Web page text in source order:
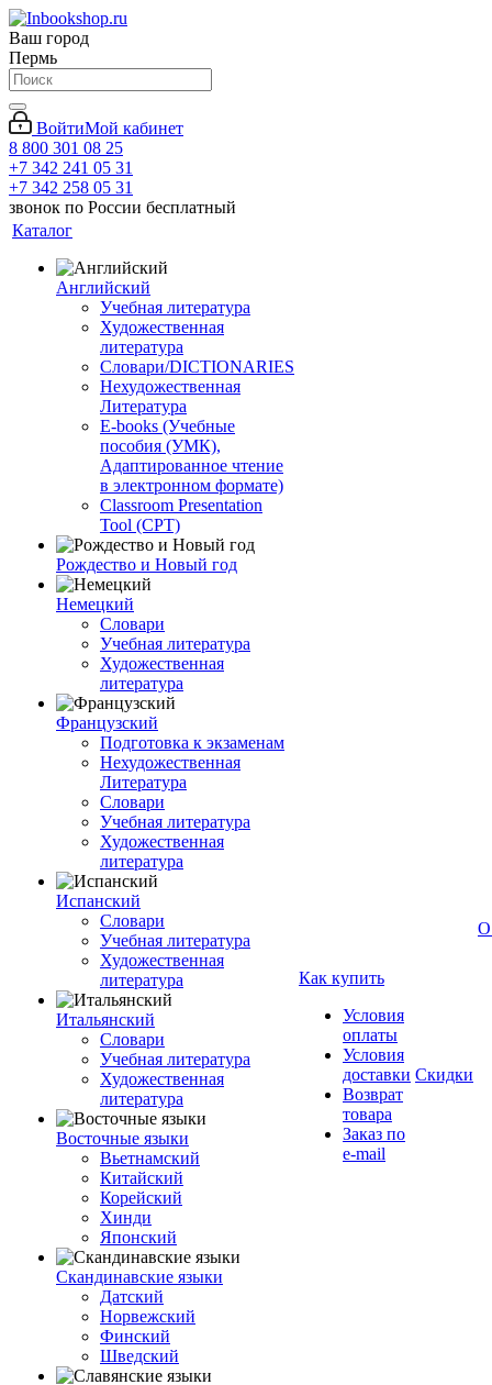
Ваш город
Пермь
ВойтиМой кабинет
8 800 301 08 25
+7 342 241 05 31
+7 342 258 05 31
звонок по России бесплатный
Каталог
Английский
Учебная литература
Художественная
литература
Словари/DICTIONARIES
Нехудожественная
Литература
E-books (Учебные
пособия (УМК),
Адаптированное чтение
в электронном формате)
Classroom Presentation
Tool (CPT)
Рождество и Новый год
Немецкий
Словари
Учебная литература
Художественная
литература
Французский
Подготовка к экзаменам
Нехудожественная
Литература
Словари
Учебная литература
Художественная
литература
Испанский
Словари
Учебная литература
Художественная
литература
Итальянский
Словари
Учебная литература
Художественная
литература
Восточные языки
Вьетнамский
Китайский
Корейский
Хинди
Японский
Скандинавские языки
Датский
Норвежский
Финский
Шведский
Как купить
Условия
оплаты
Условия
доставки
Возврат
товара
Заказ по
e-mail
Скидки
О